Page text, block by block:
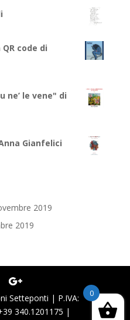
code di
ne’ le vene" di
Gianfelici
2019
2019
Setteponti | P.IVA:
340.1201175 |
0